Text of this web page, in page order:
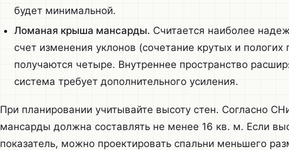
будет минимальной.
Ломаная крыша мансарды. Считается наиболее
счет изменения уклонов (сочетание крутых и пологих
получаются четыре. Внутреннее пространство
система требует дополнительного усиления.
При планировании учитывайте высоту стен. Согласно
мансарды должна составлять не менее 16 кв. м. Если
показатель, можно проектировать спальни меньшего